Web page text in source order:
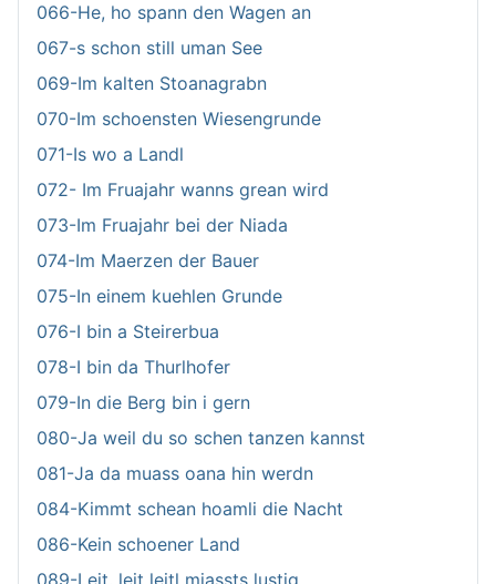
066-He, ho spann den Wagen an
067-s schon still uman See
069-Im kalten Stoanagrabn
070-Im schoensten Wiesengrunde
071-Is wo a Landl
072- Im Fruajahr wanns grean wird
073-Im Fruajahr bei der Niada
074-Im Maerzen der Bauer
075-In einem kuehlen Grunde
076-I bin a Steirerbua
078-I bin da Thurlhofer
079-In die Berg bin i gern
080-Ja weil du so schen tanzen kannst
081-Ja da muass oana hin werdn
084-Kimmt schean hoamli die Nacht
086-Kein schoener Land